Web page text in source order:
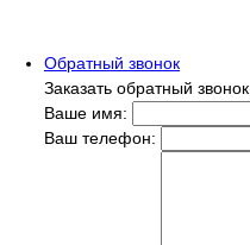
Обратный звонок
Заказать обратный звонок
Ваше имя:
Ваш телефон: